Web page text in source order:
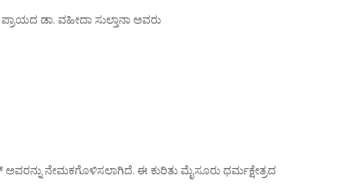
ಡಾ. ವಹೀದಾ ಸುಲ್ತಾನಾ ಅವರು
ನೇಮಕಗೊಳಿಸಲಾಗಿದೆ. ಈ ಕುರಿತು ಮೈಸೂರು ಧರ್ಮಕ್ಷೇತ್ರದ